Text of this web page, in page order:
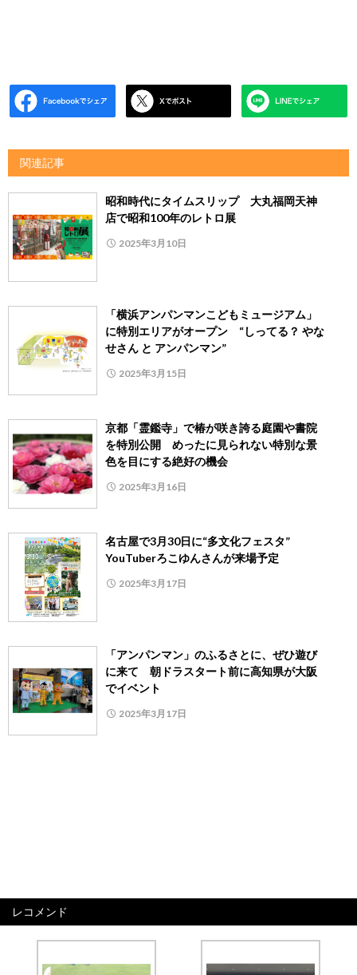
関連記事
昭和時代にタイムスリップ 大丸福岡天神
店で昭和100年のレトロ展
2025年3月10日
「横浜アンパンマンこどもミュージアム」
に特別エリアがオープン “しってる？ やな
せさん と アンパンマン”
2025年3月15日
京都「霊鑑寺」で椿が咲き誇る庭園や書院
を特別公開 めったに見られない特別な景
色を目にする絶好の機会
2025年3月16日
名古屋で3月30日に“多文化フェスタ”
YouTuberろこゆんさんが来場予定
2025年3月17日
「アンパンマン」のふるさとに、ぜひ遊び
に来て 朝ドラスタート前に高知県が大阪
でイベント
2025年3月17日
レコメンド